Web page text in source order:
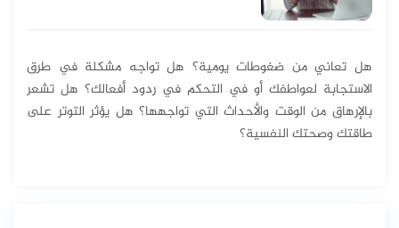
هل تعاني من ضغوطات يومية؟ هل تواجه مشكلة في طرق
الاستجابة لعواطفك أو في التحكم في ردود أفعالك؟ هل تشعر
بالإرهاق من الوقت والأحداث التي تواجهها؟ هل يؤثر التوتر على
طاقتك وصحتك النفسية؟